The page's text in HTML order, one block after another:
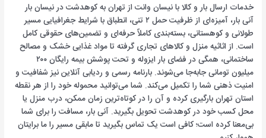
خدمات ارسال بار و کالا با نیسان وانت از تهران به کوهدشت در نیسان بار
آنی بار، آمیزه‌ای از ظرفیت حمل ۲ تنی، انطباق با شرایط جغرافیایی مسیر
طولانی و کوهستانی، بسته‌بندی کاملاً حرفه‌ای و تضمین‌های حقوقی کامل
است. از اثاثیه منزل و کالاهای تجاری گرفته تا مواد غذایی خشک و مصالح
ساختمانی، همگی در فضای بار ایزوله و تحت پوشش بیمه رایگان ۲۰۰
میلیون تومانی جابه‌جا می‌شوند. بارنامه رسمی و ردیابی آنلاین نیز شفافیت و
امنیت ذهنی شما را تکمیل می‌کند. شما می‌توانید محموله خود را از هر نقطه
استان تهران بارگیری کرده و آن را در کوتاه‌ترین زمان ممکن، درب منزل یا
محل کسب خود در کوهدشت تحویل بگیرید. آنی بار، مسافت را برای شما
بی‌معنا کرده است؛ کافی است یک تماس بگیرید تا مابقی مسیر را ما برایتان